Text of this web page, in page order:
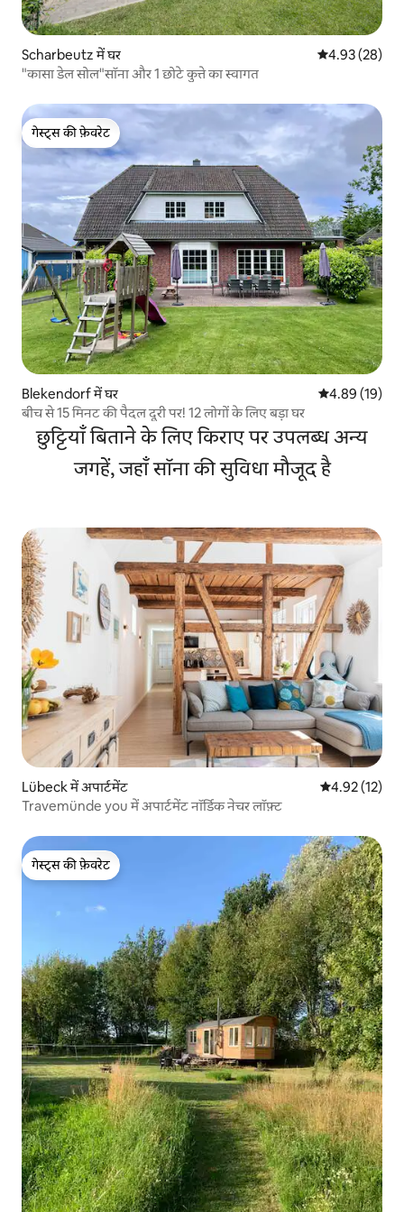
Scharbeutz में घर औसत रेटिंग 5 में
4.93 (28)
"कासा डेल सोल"सॉना और 1 छोटे कुत्ते का स्वागत
गेस्ट्स की फ़ेवरेट
गेस्ट्स की फ़ेवरेट
Blekendorf में घर औसत रेटिंग 5 में
4.89 (19)
बीच से 15 मिनट की पैदल दूरी पर! 12 लोगों के लिए बड़ा घर
छुट्टियाँ बिताने के लिए किराए पर उपलब्ध अन्य
जगहें, जहाँ सॉना की सुविधा मौजूद है
Lübeck में अपार्टमेंट औसत रेटिंग 5 में
4.92 (12)
Travemünde you में अपार्टमेंट नॉर्डिक नेचर लॉफ़्ट
गेस्ट्स की फ़ेवरेट
गेस्ट्स की फ़ेवरेट